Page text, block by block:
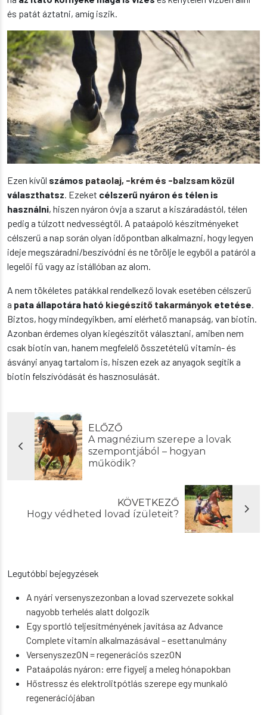
és patát áztatni, amíg iszik.
Ezen kívül számos pataolaj, -krém és -balzsam közül
választhatsz. Ezeket célszerű nyáron és télen is
használni, hiszen nyáron óvja a szarut a kiszáradástól, télen
pedig a túlzott nedvességtől. A pataápoló készítményeket
célszerű a nap során olyan időpontban alkalmazni, hogy legyen
ideje megszáradni/beszívódni és ne törölje le egyből a patáról a
legelői fű vagy az istállóban az alom.
A nem tökéletes patákkal rendelkező lovak esetében célszerű
a pata állapotára ható kiegészítő takarmányok etetése.
Biztos, hogy mindegyikben, ami elérhető manapság, van biotin.
Azonban érdemes olyan kiegészítőt választani, amiben nem
csak biotin van, hanem megfelelő összetételű vitamin- és
ásványi anyag tartalom is, hiszen ezek az anyagok segítik a
biotin felszívódását és hasznosulását.
ELŐZŐ
A magnézium szerepe a lovak
szempontjából – hogyan
működik?
KÖVETKEZŐ
Hogy védheted lovad ízületeit?
Legutóbbi bejegyzések
A nyári versenyszezonban a lovad szervezete sokkal
nagyobb terhelés alatt dolgozik
Egy sportló teljesítményének javítása az Advance
Complete vitamin alkalmazásával – esettanulmány
VersenyszezON = regenerációs szezON
Pataápolás nyáron: erre figyelj a meleg hónapokban
Hőstressz és elektrolitpótlás szerepe egy munkaló
regenerációjában